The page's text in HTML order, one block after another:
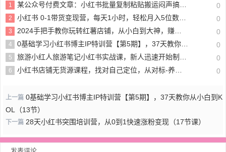
1 某公众号付费文章：小红书批量复制粘贴搬运闷声搞钱！ 0
2 小红书 0-1带货变现营，每天1小时，轻松月入5位数（32节课） 0
3 2024手把手教你玩转红薯店铺，从小白到大神，赚钱才是硬道理！ 0
4 0基础学习小红书博主IP特训营【第5期】，37天教你从小白到KOL（13节） 0
5 旅游小红人旅游笔记小红书实战课，新人迅速开始制作旅行爆文加速转化！ 0
6 小红书店铺无货源课程，找对自己定位，从对标-养号-拿货-客服话术-售后全流程 0
上一篇 0基础学习小红书博主IP特训营【第5期】，37天教你从小白到K
OL（13节）
下一篇 28天小红书突围培训营，从0到1快速涨粉变现（17节课）